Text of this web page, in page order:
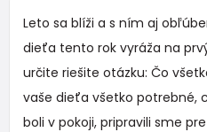
Leto sa blíži a s ním aj
dieťa tento rok vyráža na
určite riešite otázku: Čo
vaše dieťa všetko potrebné,
boli v pokoji, pripravili sme